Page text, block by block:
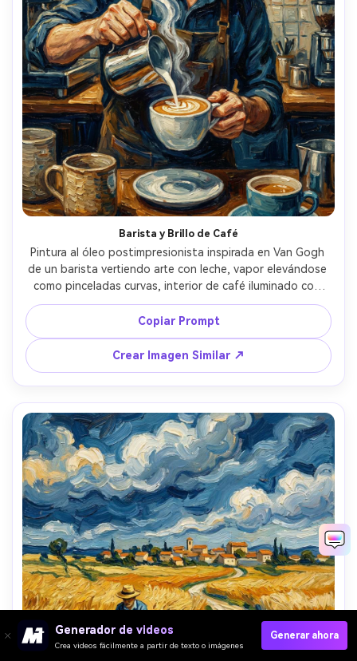
Barista y Brillo de Café
Pintura al óleo postimpresionista inspirada en Van Gogh
de un barista vertiendo arte con leche, vapor elevándose
como pinceladas curvas, interior de café iluminado con
lámparas ámbar cálidas, tazas y baldosas pintadas con
impasto grueso, profundas sombras azules, expresión
concentrada, escena moderna acogedora traducida en
textura pictórica, composición detallada y atractiva, lente
85mm, poca profundidad de campo, luz cinematográfica
suave --ar 4:5
Copiar Prompt
Crear Imagen Similar ↗
Generador de videos
Crea videos fácilmente a partir de texto o imágenes
Generar ahora